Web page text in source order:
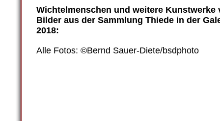
Wichtelmenschen und weitere Kunstwerke
Bilder aus der Sammlung Thiede in der
2018:
Alle Fotos: ©Bernd Sauer-Diete/bsdphoto